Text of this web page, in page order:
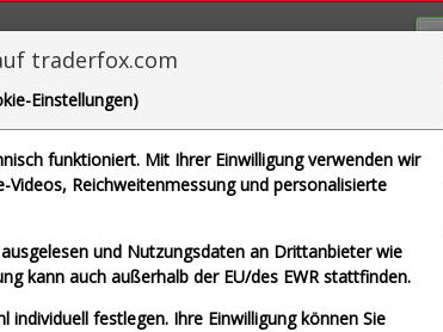
Aktie
Alle Aktien entfernen
Allianz SE (Echtzeit Euro)
Euro)
traderfox.com
Einstellungen)
funktioniert. Mit Ihrer Einwilligung verwenden wir
Reichweitenmessung und personalisierte
und Nutzungsdaten an Drittanbieter wie
kann auch außerhalb der EU/des EWR stattfinden.
festlegen. Ihre Einwilligung können Sie